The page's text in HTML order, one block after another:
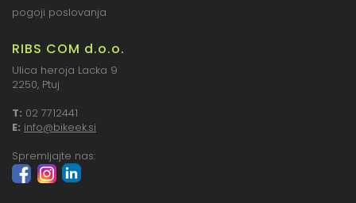
pogoji poslovanja
RIBS COM d.o.o.
Ulica heroja Lacka 9
2250, Ptuj
T: 02 7712441
E: info@bikeek.si
Spremljajte nas: